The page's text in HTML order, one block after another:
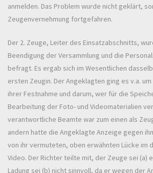
anmelden. Das Problem wurde nicht geklärt,
Zeugenvernehmung fortgefahren.
Der 2. Zeuge, Leiter des Einsatzabschnitts,
Beendigung der Versammlung und die
befragt. Es ergab sich im Wesentlichen
ersten Zeugin. Der Angeklagten ging es v.a.
ihrer Festnahme und darum, wer für die
Bearbeitung der Foto- und Videomaterialien
verantwortliche Beamte war zum einen als
andern hatte die Angeklagte Anzeige gegen
von ihr vermuteten, oben erwähnten Lücke im
Video. Der Richter teilte mit, der Zeuge sei (a)
Ladung sei (b) nicht sinnvoll, da er wegen der